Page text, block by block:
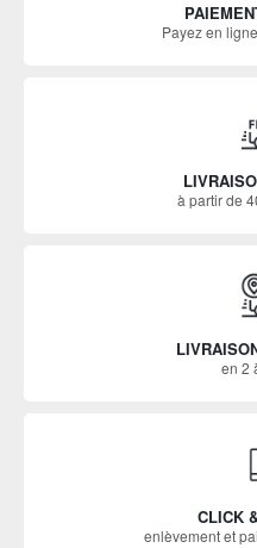
Payez en
à partir de
en 2
CLICK
enlèvement et